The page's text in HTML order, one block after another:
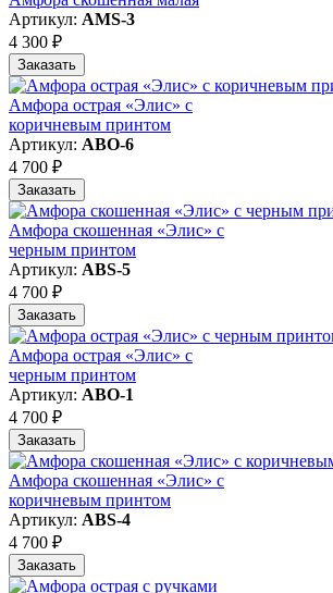
Артикул: AMS-3
4 300 ₽
Заказать
Амфора острая «Элис» с
коричневым принтом
Артикул: АBO-6
4 700 ₽
Заказать
Амфора скошенная «Элис» с
черным принтом
Артикул: ABS-5
4 700 ₽
Заказать
Амфора острая «Элис» с
черным принтом
Артикул: ABO-1
4 700 ₽
Заказать
Амфора скошенная «Элис» с
коричневым принтом
Артикул: ABS-4
4 700 ₽
Заказать